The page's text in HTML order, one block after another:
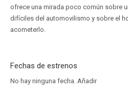
ofrece una mirada poco común sobre
difíciles del automovilismo y sobre el
acometerlo.
Fechas de estrenos
No hay ninguna fecha. Añadir